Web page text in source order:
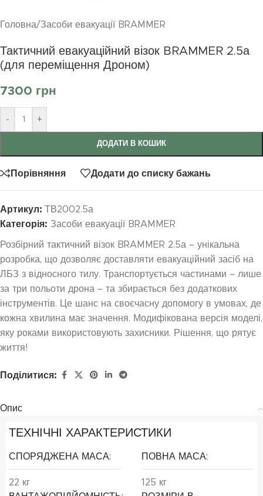
Головна/Засоби евакуації BRAMMER
Тактичний евакуаційний візок BRAMMER 2.5а
(для переміщення Дроном)
7300 грн
- +
ДОДАТИ В КОШИК
Порівняння Додати до списку бажань
Артикул: ТВ2002.5а
Категорія: Засоби евакуації BRAMMER
Розбірний тактичний візок BRAMMER 2.5а – унікальна
розробка, що дозволяє доставляти евакуаційний засіб на
ЛБЗ з відносного тилу. Транспортується частинами – лише
за три польоти дрона – та збирається без додаткових
інструментів. Це шанс на своєчасну допомогу в умовах, де
кожна хвилина має значення. Модифікована версія моделі,
яку роками використовують захисники. Рішення, що рятує
життя!
Поділитися:
Опис
ТЕХНІЧНІ ХАРАКТЕРИСТИКИ
СПОРЯДЖЕНА МАСА:
22 кг
ПОВНА МАСА:
125 кг